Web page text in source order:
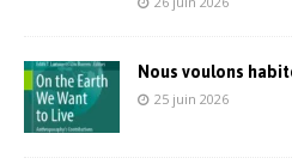
Nous voulons
25 juin 2026